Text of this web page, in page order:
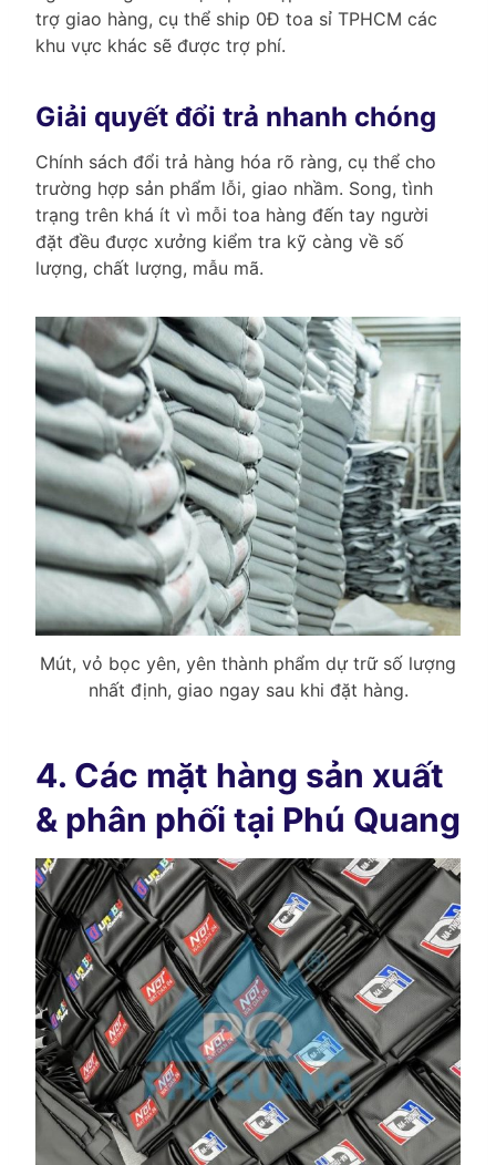
trợ giao hàng, cụ thể ship 0Đ toa sỉ TPHCM các
khu vực khác sẽ được trợ phí.
Giải quyết đổi trả nhanh chóng
Chính sách đổi trả hàng hóa rõ ràng, cụ thể cho
trường hợp sản phẩm lỗi, giao nhầm. Song, tình
trạng trên khá ít vì mỗi toa hàng đến tay người
đặt đều được xưởng kiểm tra kỹ càng về số
lượng, chất lượng, mẫu mã.
Mút, vỏ bọc yên, yên thành phẩm dự trữ số lượng
nhất định, giao ngay sau khi đặt hàng.
4. Các mặt hàng sản xuất
& phân phối tại Phú Quang